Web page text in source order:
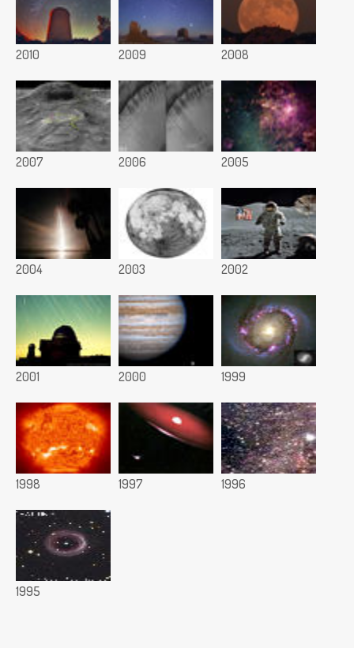
2010 2009 2008
2007 2006 2005
2004 2003 2002
2001 2000 1999
1998 1997 1996
1995